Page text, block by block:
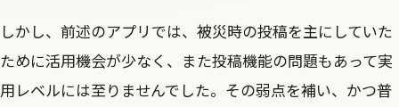
しかし、前述のアプリでは、被災時の投稿を主にしていた
ために活用機会が少なく、また投稿機能の問題もあって実
用レベルには至りませんでした。その弱点を補い、かつ普